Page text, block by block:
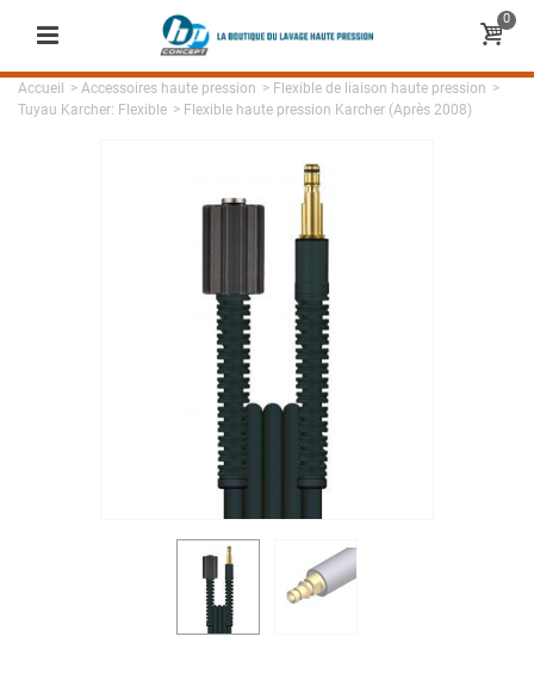
0
Accueil > Accessoires haute pression > Flexible de liaison haute pression >
Tuyau Karcher: Flexible > Flexible haute pression Karcher (Après 2008)